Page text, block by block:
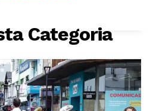
Categoria